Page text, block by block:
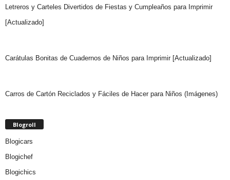
Letreros y Carteles Divertidos de Fiestas y Cumpleaños para Imprimir
[Actualizado]
Carátulas Bonitas de Cuadernos de Niños para Imprimir [Actualizado]
Carros de Cartón Reciclados y Fáciles de Hacer para Niños (Imágenes)
Blogroll
Blogicars
Blogichef
Blogichics